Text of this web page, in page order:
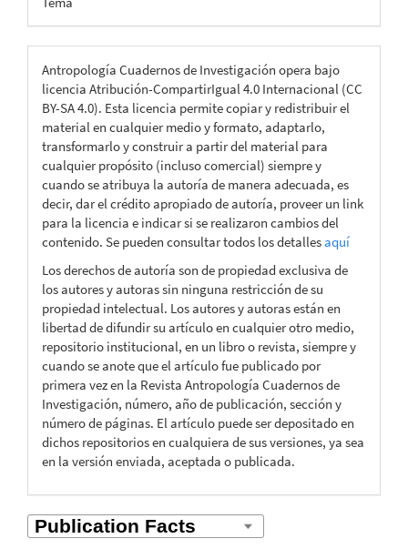
Antropología Cuadernos de Investigación opera bajo
licencia Atribución-CompartirIgual 4.0 Internacional (CC
BY-SA 4.0). Esta licencia permite copiar y redistribuir el
material en cualquier medio y formato, adaptarlo,
transformarlo y construir a partir del material para
cualquier propósito (incluso comercial) siempre y
cuando se atribuya la autoría de manera adecuada, es
decir, dar el crédito apropiado de autoría, proveer un link
para la licencia e indicar si se realizaron cambios del
contenido. Se pueden consultar todos los detallesaquí
Los derechos de autoría son de propiedad exclusiva de
los autores y autoras sin ninguna restricción de su
propiedad intelectual. Los autores y autoras están en
libertad de difundir su artículo en cualquier otro medio,
repositorio institucional, en un libro o revista, siempre y
cuando se anote que el artículo fue publicado por
primera vez en la Revista Antropología Cuadernos de
Investigación, número, año de publicación, sección y
número de páginas. El artículo puede ser depositado en
dichos repositorios en cualquiera de sus versiones, ya sea
en la versión enviada, aceptada o publicada.